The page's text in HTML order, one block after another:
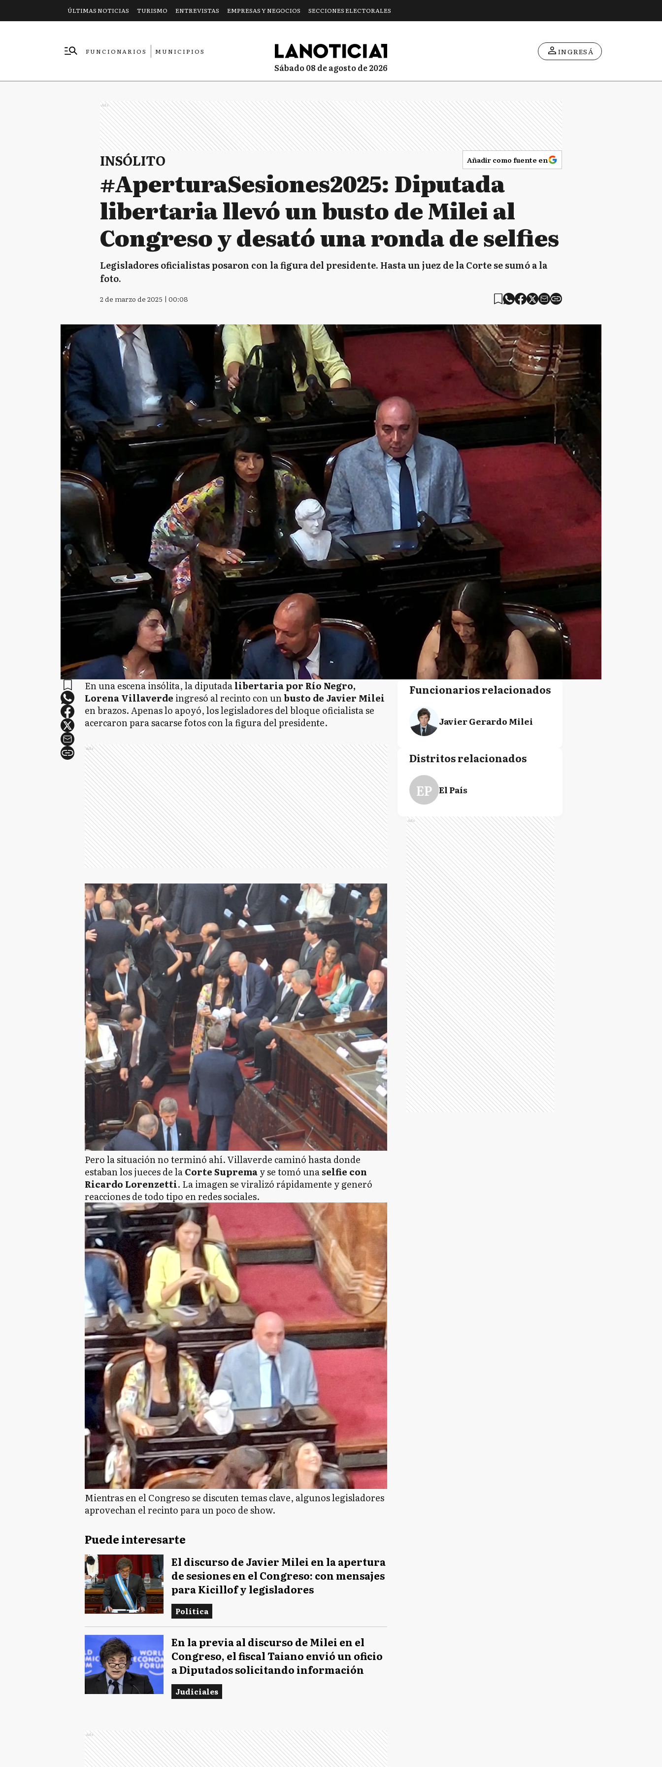
ÚLTIMAS NOTICIAS TURISMO ENTREVISTAS EMPRESAS Y NEGOCIOS SECCIONES ELECTORALES
FUNCIONARIOS
MUNICIPIOS
sábado 08 de agosto de 2026
INGRESÁ
Ads
INSÓLITO Añadir como fuente en
#AperturaSesiones2025: Diputada
libertaria llevó un busto de Milei al
Congreso y desató una ronda de selfies
Legisladores oficialistas posaron con la figura del presidente. Hasta un juez de la Corte se sumó a la
foto.
2 de marzo de 2025 | 00:08
En una escena insólita, la diputadalibertaria por Río Negro,
Lorena Villaverde ingresó al recinto con unbusto de Javier Milei
en brazos. Apenas lo apoyó, los legisladores del bloque oficialista se
acercaron para sacarse fotos con la figura del presidente.
Ads
Pero la situación no terminó ahí. Villaverde caminó hasta donde
estaban los jueces de laCorte Supremay se tomó unaselfie con
Ricardo Lorenzetti. La imagen se viralizó rápidamente y generó
reacciones de todo tipo en redes sociales.
Mientras en el Congreso se discuten temas clave, algunos legisladores
aprovechan el recinto para un poco de show.
Puede interesarte
El discurso de Javier Milei en la apertura
de sesiones en el Congreso: con mensajes
para Kicillof y legisladores
Política
En la previa al discurso de Milei en el
Congreso, el fiscal Taiano envió un oficio
a Diputados solicitando información
Judiciales
Ads
Funcionarios relacionados
Javier Gerardo Milei
Distritos relacionados
EP El País
Ads